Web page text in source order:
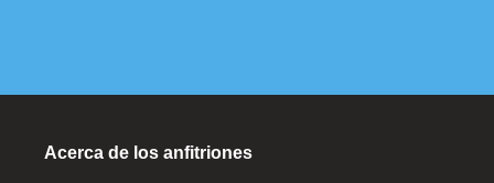
Acerca de los anfitriones